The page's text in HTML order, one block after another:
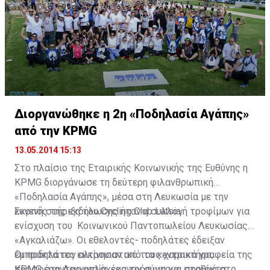
για τη συγκεκριμένη ανάληψη, ωστόσο, η κυβέρνηση
προσανατολίζεται να αναθέσει το 18% στην
Ευρωπαϊκή Τράπεζα Ανασυγκρότησης και Ανάπτυξης
(EBRD).
Διοργανώθηκε η 2η «Ποδηλασία Αγάπης»
από την KPMG
13.05.2014 15:13
Στο πλαίσιο της Εταιρικής Κοινωνικής της Ευθύνης η
KPMG διοργάνωσε τη δεύτερη φιλανθρωπική
«Ποδηλασία Αγάπης», μέσα στη Λευκωσία με την
ευγενή στήριξη του Cycling Club Latsia.
Σκοπός της εκδήλωσης ήταν η συλλογή τροφίμων για
ενίσχυση του Κοινωνικού Παντοπωλείου Λευκωσίας
«Αγκαλιάζω». Οι εθελοντές- ποδηλάτες έδειξαν
έμπρακτα τον αλτρουιστικό τους χαρακτήρα,
Οι ποδηλάτες εκκίνησαν από τα κεντρικά γραφεία της